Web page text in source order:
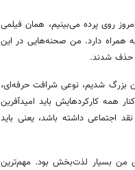
روی پرده می‌بینیم، همان فیلمی
همراه دارد. من صحنه‌هایی در این
حذف شدند.
بزرگ شدیم، نوعی شرافت حرفه‌ای،
همه کارکردهایش باید امیدآفرین
اجتماعی داشته باشد، یعنی باید
من بسیار لذت‌بخش بود. مهم‌ترین